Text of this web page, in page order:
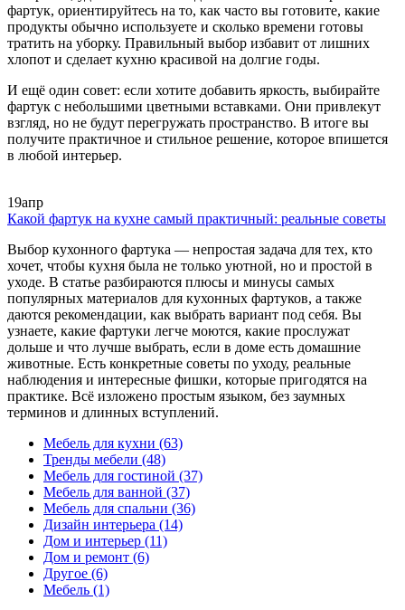
фартук, ориентируйтесь на то, как часто вы готовите, какие
продукты обычно используете и сколько времени готовы
тратить на уборку. Правильный выбор избавит от лишних
хлопот и сделает кухню красивой на долгие годы.
И ещё один совет: если хотите добавить яркость, выбирайте
фартук с небольшими цветными вставками. Они привлекут
взгляд, но не будут перегружать пространство. В итоге вы
получите практичное и стильное решение, которое впишется
в любой интерьер.
19апр
Какой фартук на кухне самый практичный: реальные советы
Выбор кухонного фартука — непростая задача для тех, кто
хочет, чтобы кухня была не только уютной, но и простой в
уходе. В статье разбираются плюсы и минусы самых
популярных материалов для кухонных фартуков, а также
даются рекомендации, как выбрать вариант под себя. Вы
узнаете, какие фартуки легче моются, какие прослужат
дольше и что лучше выбрать, если в доме есть домашние
животные. Есть конкретные советы по уходу, реальные
наблюдения и интересные фишки, которые пригодятся на
практике. Всё изложено простым языком, без заумных
терминов и длинных вступлений.
Мебель для кухни (63)
Тренды мебели (48)
Мебель для гостиной (37)
Мебель для ванной (37)
Мебель для спальни (36)
Дизайн интерьера (14)
Дом и интерьер (11)
Дом и ремонт (6)
Другое (6)
Мебель (1)